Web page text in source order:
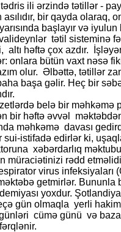
ili ərzində tətillər -
bir qayda olaraq,
başlayır və
tətil sisteminə
altı həftə çox azdır.
onlara bütün vaxt nəsə
olur. Əlbəttə, tətillər
başa gəlir. Heç bir
belə bir məhkəmə
bir həftə əvvəl
məhkəmə davası
istifadə edirlər ki,
xəbərdarlıq
müraciətinizi rədd
virus infeksiyaları
getmirlər.
yoxdur.
gün olmaqla yerli
cümə günü və